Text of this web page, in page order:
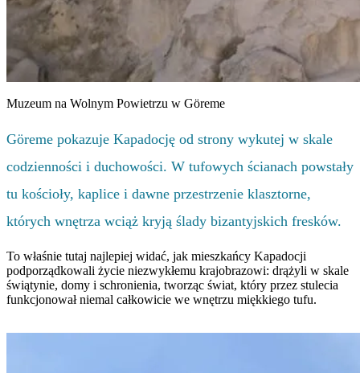
Muzeum na Wolnym Powietrzu w Göreme
Göreme pokazuje Kapadocję od strony wykutej w skale
codzienności i duchowości. W tufowych ścianach powstały
tu kościoły, kaplice i dawne przestrzenie klasztorne,
których wnętrza wciąż kryją ślady bizantyjskich fresków.
To właśnie tutaj najlepiej widać, jak mieszkańcy Kapadocji
podporządkowali życie niezwykłemu krajobrazowi: drążyli w skale
świątynie, domy i schronienia, tworząc świat, który przez stulecia
funkcjonował niemal całkowicie we wnętrzu miękkiego tufu.